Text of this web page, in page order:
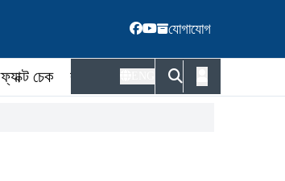
যোগাযোগ
ফ্যাক্ট চেক কর্মকর্তা